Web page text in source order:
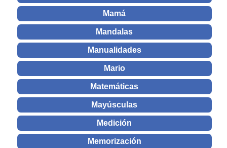
Mamá
Mandalas
Manualidades
Mario
Matemáticas
Mayúsculas
Medición
Memorización